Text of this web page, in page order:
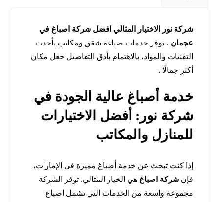
شركة نور الاختيار المثالي افضل شركة اصباغ في
عجمان ، توفر خدمات صباغة شقق ومكاتب بأحدث
التقنيات والمواد، بالاهتمام بأدق التفاصيل جعل مكان
أكثر جمالًا .
خدمة أصباغ عالية الجودة في
شركة نور: أفضل الاختيارات
للمنازل والمكاتب
إذا كنت تبحث عن خدمة أصباغ مميزة في الإمارات،
فإنشركة اصباغ هي الخيار المثالي. توفر الشركة
مجموعة واسعة من الخدمات التي تشمل اصباغ